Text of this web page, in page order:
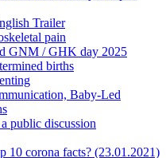
Trailer
pain
GNM / GHK day 2025
births
Baby-Led
public discussion
10 corona facts? (23.01.2021)